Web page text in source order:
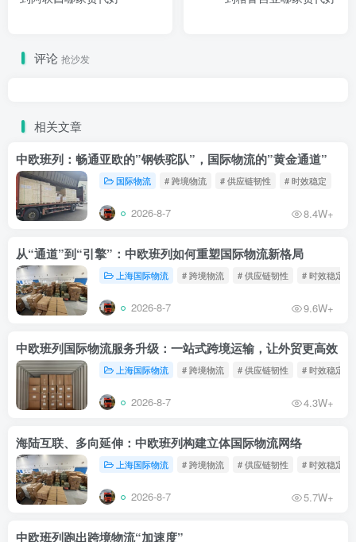
评论 抢沙发
相关文章
中欧班列：畅通亚欧的”钢铁驼队”，国际物流的”黄金通道”
国际物流 # 跨境物流 # 供应链韧性 # 时效稳定
2026-8-7 8.4W+
从“通道”到“引擎”：中欧班列如何重塑国际物流新格局
上海国际物流 # 跨境物流 # 供应链韧性 # 时效稳定
2026-8-7 9.6W+
中欧班列国际物流服务升级：一站式跨境运输，让外贸更高效
上海国际物流 # 跨境物流 # 供应链韧性 # 时效稳定
2026-8-7 4.3W+
海陆互联、多向延伸：中欧班列构建立体国际物流网络
上海国际物流 # 跨境物流 # 供应链韧性 # 时效稳定
2026-8-7 5.7W+
中欧班列跑出跨境物流“加速度”